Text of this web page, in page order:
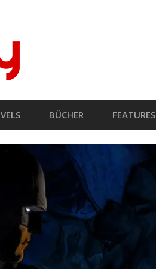
BÜCHER FEATURES